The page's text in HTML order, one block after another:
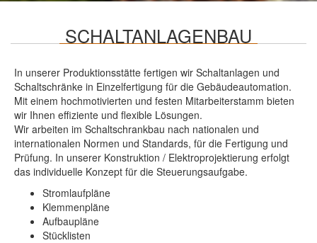
SCHALTANLAGENBAU
In unserer Produktionsstätte fertigen wir Schaltanlagen und
Schaltschränke in Einzelfertigung für die Gebäudeautomation.
Mit einem hochmotivierten und festen Mitarbeiterstamm bieten
wir Ihnen effiziente und flexible Lösungen.
Wir arbeiten im Schaltschrankbau nach nationalen und
internationalen Normen und Standards, für die Fertigung und
Prüfung. In unserer Konstruktion / Elektroprojektierung erfolgt
das individuelle Konzept für die Steuerungsaufgabe.
Stromlaufpläne
Klemmenpläne
Aufbaupläne
Stücklisten